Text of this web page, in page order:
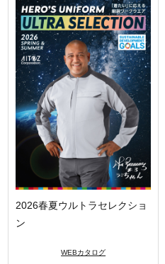
2026春夏ウルトラセレクショ
ン
WEBカタログ